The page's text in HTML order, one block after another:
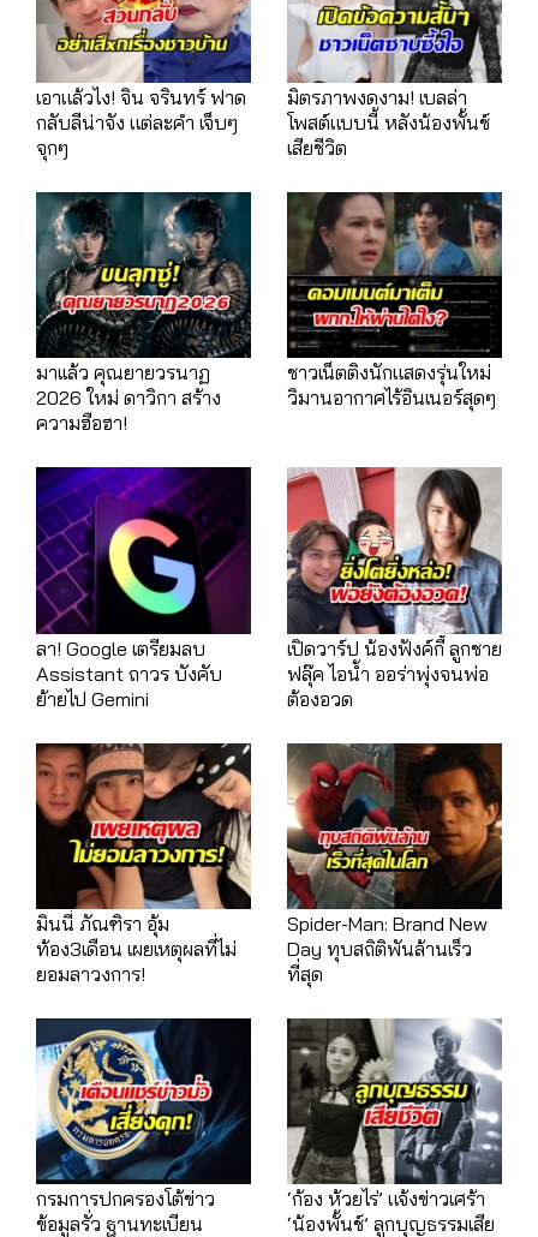
เอาแล้วไง! จิน จรินทร์ ฟาด
กลับลีน่าจัง แต่ละคำ เจ็บๆ
จุกๆ
มิตรภาพงดงาม! เบลล่า
โพสต์แบบนี้ หลังน้องพั้นช์
เสียชีวิต
มาเเล้ว คุณยายวรนาฏ
2026 ใหม่ ดาวิกา สร้าง
ความฮือฮา!
ชาวเน็ตติงนักแสดงรุ่นใหม่
วิมานอากาศไร้อินเนอร์สุดๆ
ลา! Google เตรียมลบ
Assistant ถาวร บังคับ
ย้ายไป Gemini
เปิดวาร์ป น้องฟังค์กี้ ลูกชาย
ฟลุ๊ค ไอน้ำ ออร่าพุ่งจนพ่อ
ต้องอวด
มินนี่ ภัณฑิรา อุ้ม
ท้อง3เดือน เผยเหตุผลที่ไม่
ยอมลาวงการ!
Spider-Man: Brand New
Day ทุบสถิติพันล้านเร็ว
ที่สุด
กรมการปกครองโต้ข่าว
ข้อมูลรั่ว ฐานทะเบียน
‘ก้อง ห้วยไร่’ แจ้งข่าวเศร้า
‘น้องพั้นช์’ ลูกบุญธรรมเสีย